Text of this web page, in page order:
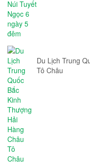
Du Lịch Trung
Tô Châu